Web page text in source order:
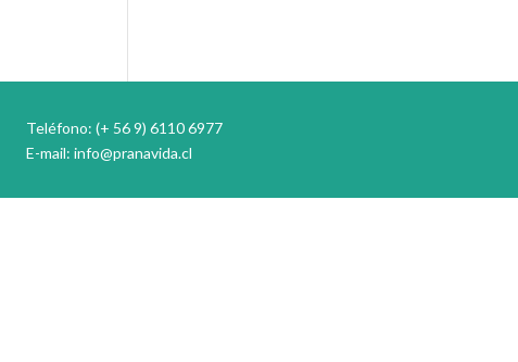
Teléfono: (+ 56 9) 6110 6977
E-mail: info@pranavida.cl